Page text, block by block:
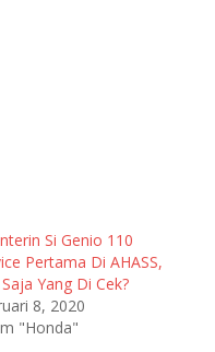
Si Genio 110
Pertama Di AHASS,
Yang Di Cek?
8, 2020
"Honda"